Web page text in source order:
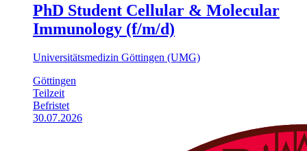
PhD Student Cellular & Molecular
Immunology (f/m/d)
Universitätsmedizin Göttingen (UMG)
Göttingen
Teilzeit
Befristet
30.07.2026